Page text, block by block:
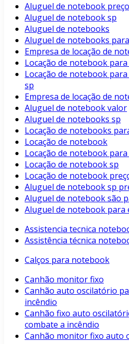
Aluguel de notebook preço
Aluguel de notebook sp
Aluguel de notebooks
Aluguel de notebooks
Empresa de locação de
Locação de notebook
Locação de notebook
sp
Empresa de locação de
Aluguel de notebook valor
Aluguel de notebooks sp
Locação de notebooks
Locação de notebook
Locação de notebook
Locação de notebook sp
Locação de notebook
Aluguel de notebook sp
Aluguel de notebook são
Aluguel de notebook para
Assistencia tecnica
Assistência técnica
Calços para notebook
Canhão monitor fixo
Canhão auto oscilatório
incêndio
Canhão fixo auto
combate a incêndio
Canhão monitor fixo auto